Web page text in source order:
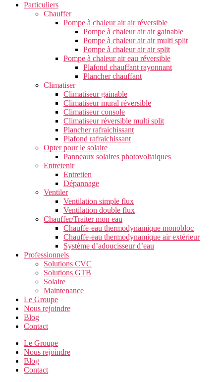
Particuliers
Chauffer
Pompe à chaleur air air réversible
Pompe à chaleur air air gainable
Pompe à chaleur air air multi split
Pompe à chaleur air air split
Pompe à chaleur air eau réversible
Plafond chauffant rayonnant
Plancher chauffant
Climatiser
Climatiseur gainable
Climatiseur mural réversible
Climatiseur console
Climatiseur réversible multi split
Plancher rafraichissant
Plafond rafraichissant
Opter pour le solaire
Panneaux solaires photovoltaiques
Entretenir
Entretien
Dépannage
Ventiler
Ventilation simple flux
Ventilation double flux
Chauffer/Traiter mon eau
Chauffe-eau thermodynamique monobloc
Chauffe-eau thermodynamique air extérieur
Système d’adoucisseur d’eau
Professionnels
Solutions CVC
Solutions GTB
Solaire
Maintenance
Le Groupe
Nous rejoindre
Blog
Contact
Le Groupe
Nous rejoindre
Blog
Contact